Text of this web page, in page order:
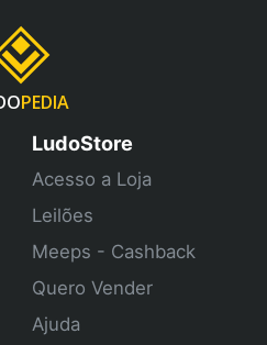
PEDIA
LudoStore
Acesso a Loja
Leilões
Meeps - Cashback
Quero Vender
Ajuda